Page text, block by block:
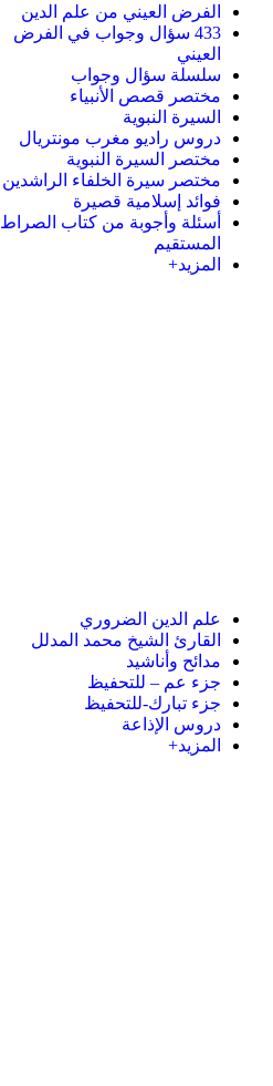
الفرض العيني من علم الدين
433 سؤال وجواب في الفرض
العيني
سلسلة سؤال وجواب
مختصر قصص الأنبياء
السيرة النبوية
دروس راديو مغرب مونتريال
مختصر السيرة النبوية
مختصر سيرة الخلفاء الراشدين
فوائد إسلامية قصيرة
أسئلة وأجوبة من كتاب الصراط
المستقيم
المزيد+
علم الدين الضروري
القارئ الشيخ محمد المدلل
مدائح وأناشيد
جزء عم – للتحفيظ
جزء تبارك-للتحفيظ
دروس الإذاعة
المزيد+